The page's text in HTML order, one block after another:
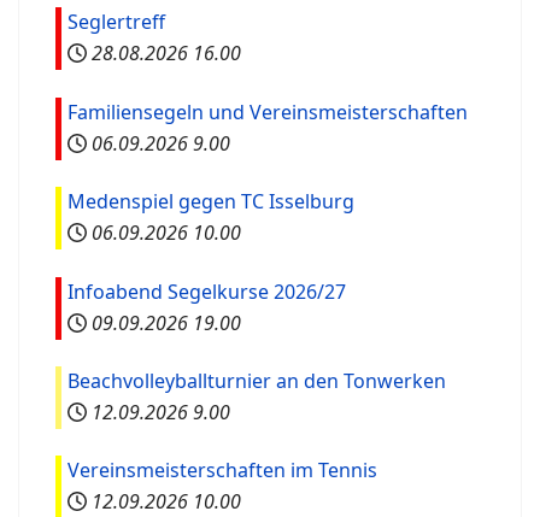
Seglertreff
28.08.2026 16.00
Familiensegeln und Vereinsmeisterschaften
06.09.20269.00
Medenspiel gegen TC Isselburg
06.09.2026 10.00
Infoabend Segelkurse 2026/27
09.09.2026 19.00
Beachvolleyballturnier an den Tonwerken
12.09.20269.00
Vereinsmeisterschaften im Tennis
12.09.2026 10.00